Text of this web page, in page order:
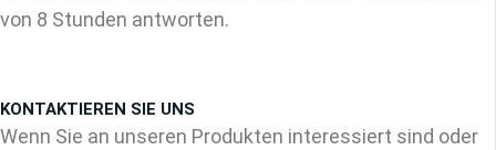
von 8 Stunden antworten.
KONTAKTIEREN SIE UNS
Wenn Sie an unseren Produkten interessiert sind oder